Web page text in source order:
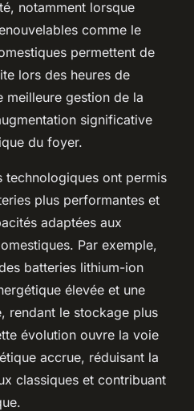
notamment lorsque
comme le
permettent de
lors des heures de
meilleure gestion de la
significative
du foyer.
technologiques ont permis
plus performantes et
adaptées aux
Par exemple,
batteries lithium-ion
élevée et une
rendant le stockage plus
évolution ouvre la voie
accrue, réduisant la
classiques et contribuant